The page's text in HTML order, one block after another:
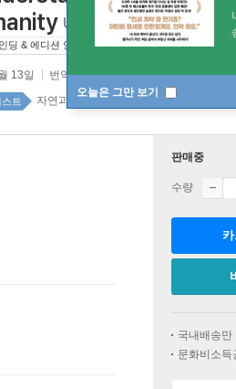
오늘은 그만 보기
Understanding Our
딩 & 에디션 안내
13일 번역서 :다정한 것이 살아남는다
트 자연과학 58위
판매중
수량
카
국내배송만
문화비소득